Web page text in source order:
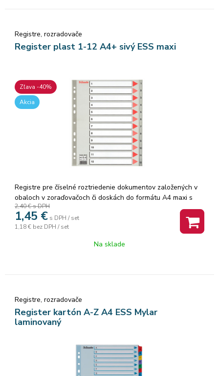
Registre, rozradovače
Register plast 1-12 A4+ sivý ESS maxi
Zľava -40%
Akcia
Registre pre číselné roztriedenie dokumentov založených v
obaloch v zoraďovačoch či doskách do formátu A4 maxi s
popisovateľnou titulnou stranou. Formát A4 maxi
sprehľadňuje orientáciu v dokumentoch založených v
závesných obaloch. Spevnená multiperfo
2,40 €s DPH
1,45 € s DPH / set
1,18 € bez DPH / set
Na sklade
Registre, rozradovače
Register kartón A-Z A4 ESS Mylar
laminovaný